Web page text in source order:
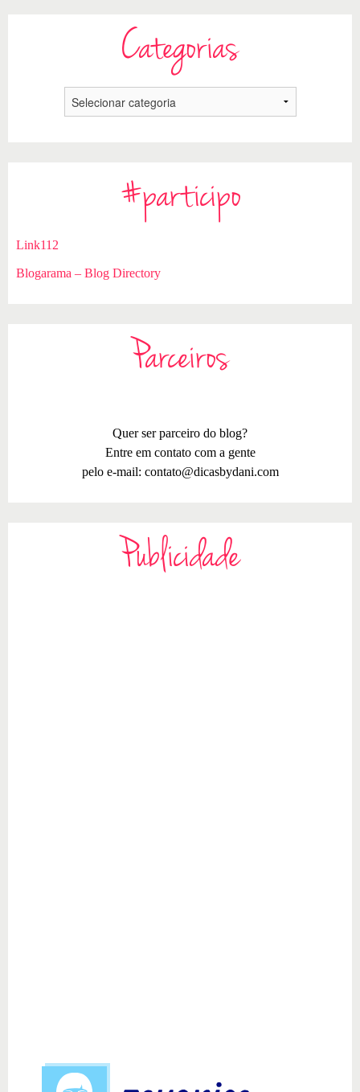
Categorias
#participo
Link112
Blogarama – Blog Directory
Parceiros
Quer ser parceiro do blog?
Entre em contato com a gente
pelo e-mail: contato@dicasbydani.com
Publicidade